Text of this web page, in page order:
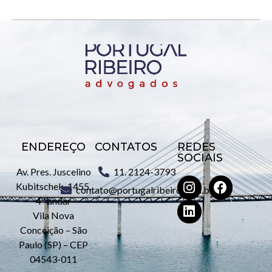
ENDEREÇO
Av. Pres. Juscelino
Kubitschek, 1455,
4º andar
Vila Nova
Conceição – São
Paulo (SP) – CEP
04543-011
CONTATOS
11. 2124-3793
contato@portugalribeiro.com.br
REDES
SOCIAIS